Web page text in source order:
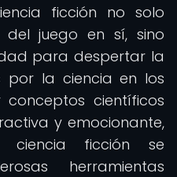
ficción no solo
juego en sí, sino
para despertar la
por la ciencia en los
científicos
y emocionante,
ciencia ficción se
herramientas